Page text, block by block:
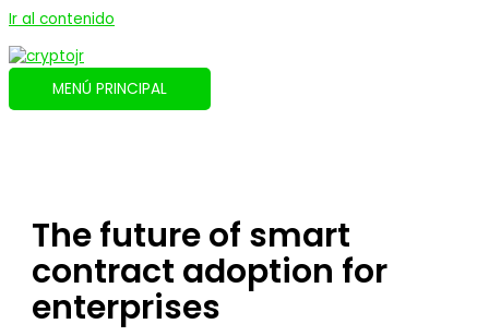
Ir al contenido
MENÚ PRINCIPAL
The future of smart
contract adoption for
enterprises